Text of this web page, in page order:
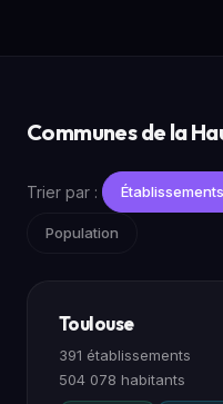
Communes de la
Trier par : Établissements
Population
Toulouse
391 établissements
504 078 habitants